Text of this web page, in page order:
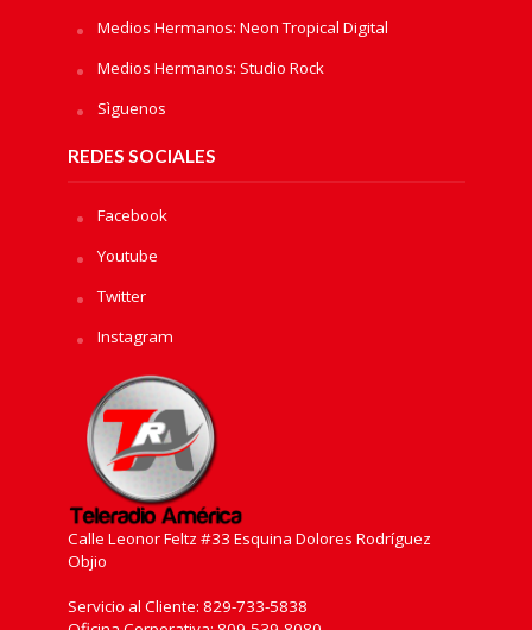
Medios Hermanos: Neon Tropical Digital
Medios Hermanos: Studio Rock
Sìguenos
REDES SOCIALES
Facebook
Youtube
Twitter
Instagram
Calle Leonor Feltz #33 Esquina Dolores Rodríguez
Objio
Servicio al Cliente: 829-733-5838